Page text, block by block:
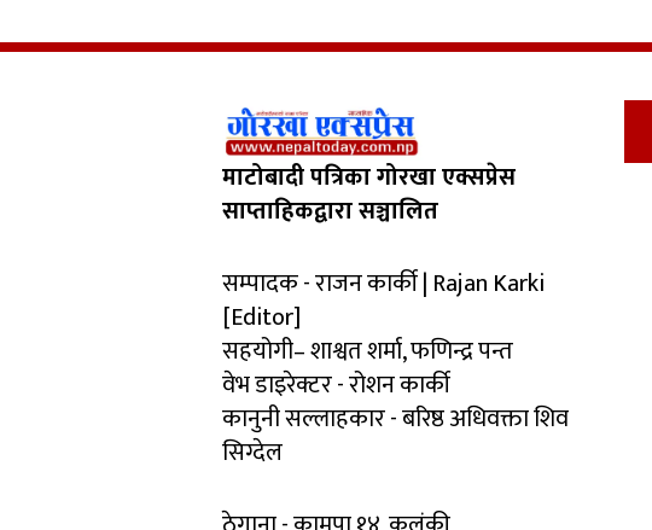
माटोबादी पत्रिका गोरखा एक्सप्रेस
साप्ताहिकद्वारा सञ्चालित
सम्पादक - राजन कार्की | Rajan Karki
[Editor]
सहयोगी– शाश्वत शर्मा, फणिन्द्र पन्त
वेभ डाइरेक्टर - रोशन कार्की
कानुनी सल्लाहकार - बरिष्ठ अधिवक्ता शिव
सिग्देल